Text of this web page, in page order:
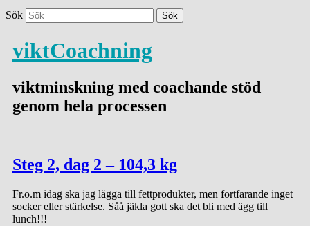
Sök
viktCoachning
viktminskning med coachande stöd
genom hela processen
Steg 2, dag 2 – 104,3 kg
Fr.o.m idag ska jag lägga till fettprodukter, men fortfarande inget
socker eller stärkelse. Såå jäkla gott ska det bli med ägg till
lunch!!!